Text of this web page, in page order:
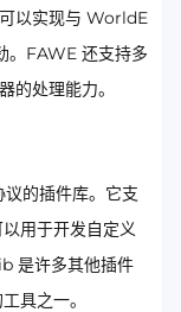
以实现与 WorldE
。FAWE 还支持多
的处理能力。
的插件库。它支
用于开发自定义
是许多其他插件
具之一。